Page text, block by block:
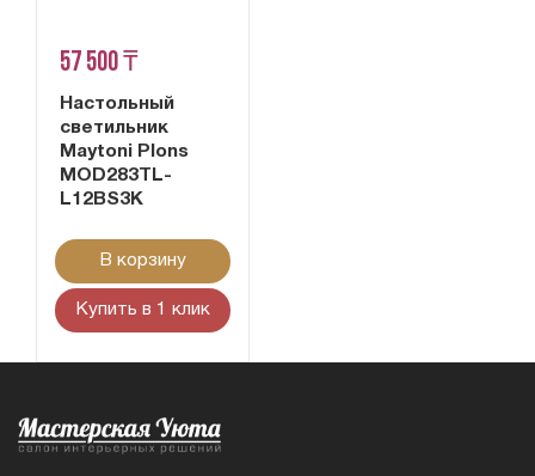
57 500 ₸
Настольный
светильник
Maytoni Plons
MOD283TL-
L12BS3K
В корзину
Купить в 1 клик